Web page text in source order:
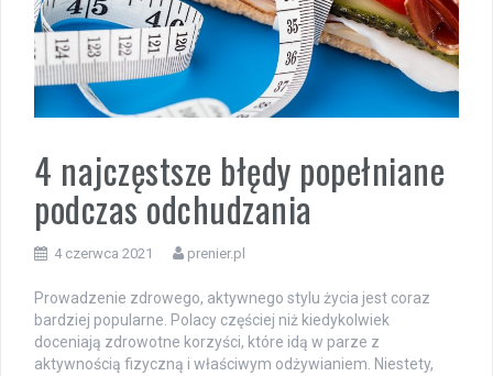
4 najczęstsze błędy popełniane
podczas odchudzania
4 czerwca 2021 prenier.pl
Prowadzenie zdrowego, aktywnego stylu życia jest coraz
bardziej popularne. Polacy częściej niż kiedykolwiek
doceniają zdrowotne korzyści, które idą w parze z
aktywnością fizyczną i właściwym odżywianiem. Niestety,